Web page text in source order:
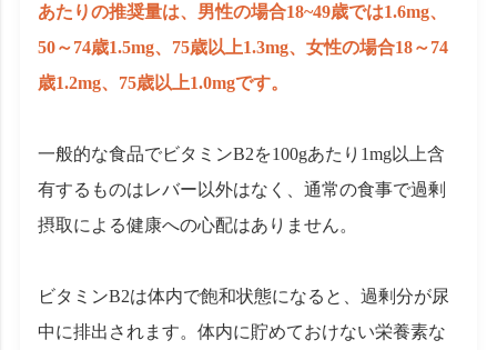
あたりの推奨量は、男性の場合18~49歳では1.6mg、
50～74歳1.5mg、75歳以上1.3mg、女性の場合18～74
歳1.2mg、75歳以上1.0mgです。
一般的な食品でビタミンB2を100gあたり1mg以上含
有するものはレバー以外はなく、通常の食事で過剰
摂取による健康への心配はありません。
ビタミンB2は体内で飽和状態になると、過剰分が尿
中に排出されます。体内に貯めておけない栄養素な